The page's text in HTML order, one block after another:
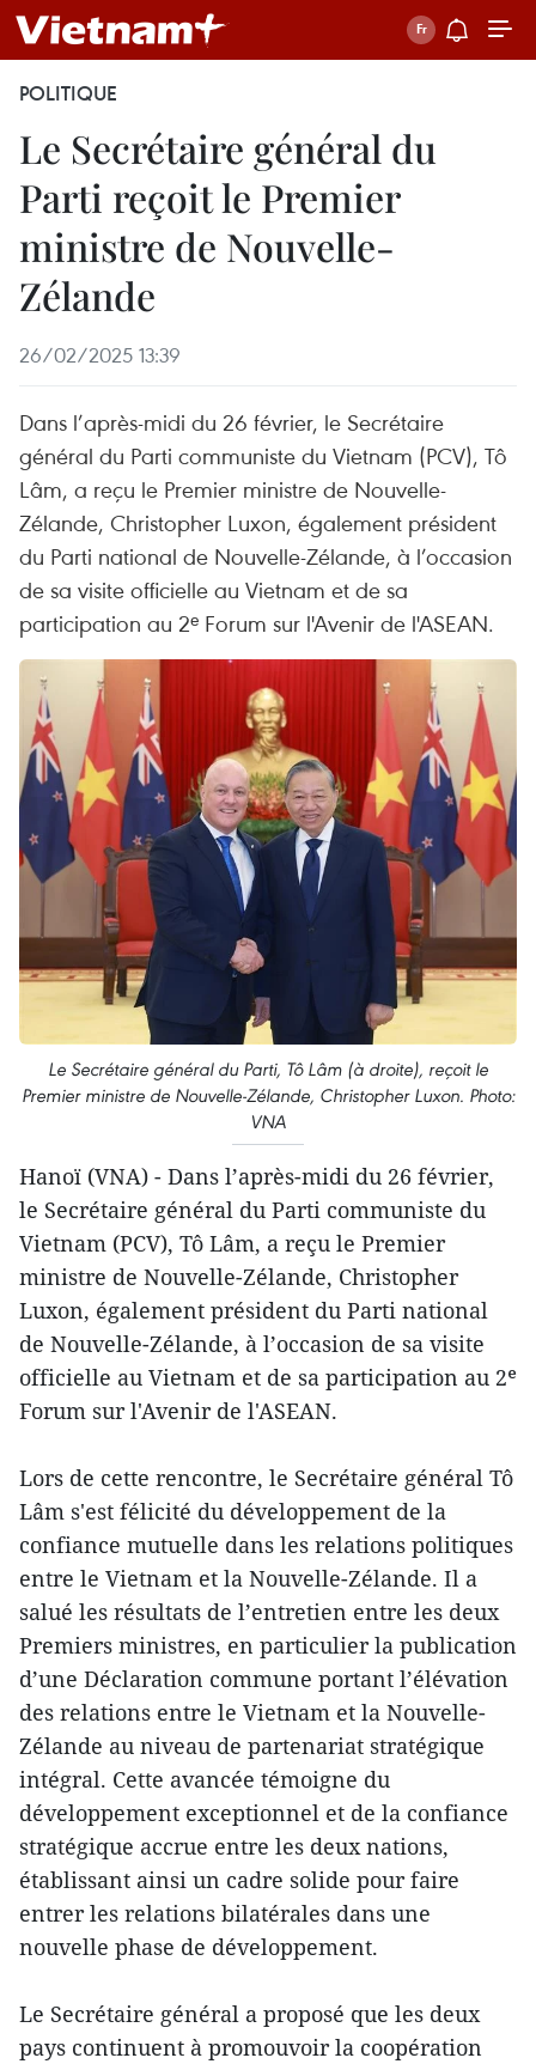
POLITIQUE
Le Secrétaire général du
Parti reçoit le Premier
ministre de Nouvelle-
Zélande
26/02/2025 13:39
Dans l’après-midi du 26 février, le Secrétaire
général du Parti communiste du Vietnam (PCV), Tô
Lâm, a reçu le Premier ministre de Nouvelle-
Zélande, Christopher Luxon, également président
du Parti national de Nouvelle-Zélande, à l’occasion
de sa visite officielle au Vietnam et de sa
participation au 2ᵉ Forum sur l'Avenir de l'ASEAN.
Le Secrétaire général du Parti, Tô Lâm (à droite), reçoit le
Premier ministre de Nouvelle-Zélande, Christopher Luxon. Photo:
VNA
Hanoï (VNA) - Dans l’après-midi du 26 février,
le Secrétaire général du Parti communiste du
Vietnam (PCV), Tô Lâm, a reçu le Premier
ministre de Nouvelle-Zélande, Christopher
Luxon, également président du Parti national
de Nouvelle-Zélande, à l’occasion de sa visite
officielle au Vietnam et de sa participation au 2ᵉ
Forum sur l'Avenir de l'ASEAN.
Lors de cette rencontre, le Secrétaire général Tô
Lâm s'est félicité du développement de la
confiance mutuelle dans les relations politiques
entre le Vietnam et la Nouvelle-Zélande. Il a
salué les résultats de l’entretien entre les deux
Premiers ministres, en particulier la publication
d’une Déclaration commune portant l’élévation
des relations entre le Vietnam et la Nouvelle-
Zélande au niveau de partenariat stratégique
intégral. Cette avancée témoigne du
développement exceptionnel et de la confiance
stratégique accrue entre les deux nations,
établissant ainsi un cadre solide pour faire
entrer les relations bilatérales dans une
nouvelle phase de développement.
Le Secrétaire général a proposé que les deux
pays continuent à promouvoir la coopération